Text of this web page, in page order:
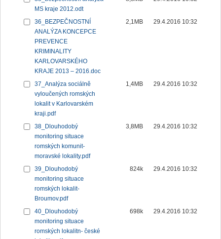
MS kraje 2012.odt
36_BEZPEČNOSTNÍ
ANALÝZA KONCEPCE
PREVENCE
KRIMINALITY
KARLOVARSKÉHO
KRAJE 2013 – 2016.doc
2,1MB 29.4.2016 10:32
37_Analýza sociálně
vyloučených romských
lokalit v Karlovarském
kraji.pdf
1,4MB 29.4.2016 10:32
38_Dlouhodobý
monitoring situace
romských komunit-
moravské lokality.pdf
3,8MB 29.4.2016 10:32
39_Dlouhodobý
monitoring situace
romských lokalit-
Broumov.pdf
824k 29.4.2016 10:32
40_Dlouhodobý
monitoring situace
romských lokalitn- české
698k 29.4.2016 10:32